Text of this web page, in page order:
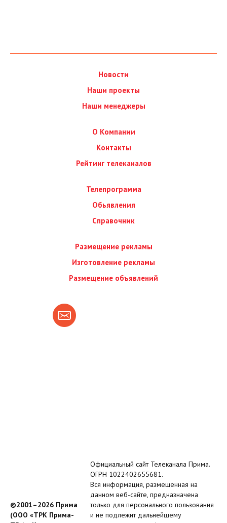
Новости
Наши проекты
Наши менеджеры
О Компании
Контакты
Рейтинг телеканалов
Телепрограмма
Обьявления
Справочник
Размещение рекламы
Изготовление рекламы
Размещение объявлений
©2001–2026 Прима
(ООО «ТРК Прима-
Официальный сайт Телеканала Прима.
ОГРН 1022402655681.
Вся информация, размещенная на
данном веб-сайте, предназначена
только для персонального пользования
и не подлежит дальнейшему